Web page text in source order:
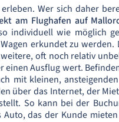
Wer sich daher
am Flughafen auf
individuell wie möglich
erkundet zu werden.
oft noch relativ
Ausflug wert.
mit kleinen,
über das Internet, der
So kann bei der
das der Kunde